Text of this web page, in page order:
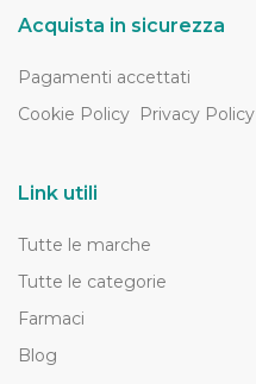
Acquista in sicurezza
Pagamenti accettati
Cookie Policy Privacy Policy
Link utili
Tutte le marche
Tutte le categorie
Farmaci
Blog